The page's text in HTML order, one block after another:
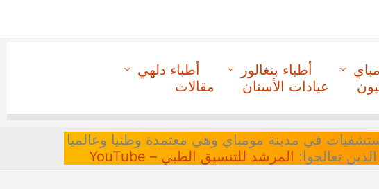
أطباء بنغالور
أطباء دلهي
عيادات الأسنان مقالات
مستشفيات في مدينة مومباي وهي معتمدة وطنيا وعالميا
تعالجوا: المرشد للتنسيق الطبي – YouTube